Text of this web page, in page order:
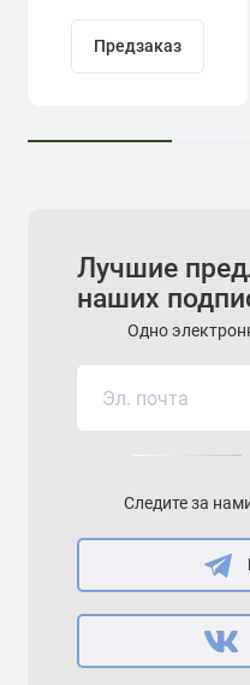
Предзаказ
Лучшие
наших
Одно
Следите за